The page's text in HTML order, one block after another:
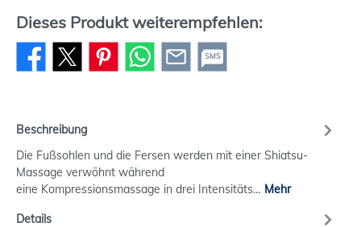
Dieses Produkt weiterempfehlen:
SMS
Beschreibung
Die Fußsohlen und die Fersen werden mit einer Shiatsu-
Massage verwöhnt während
eine Kompressionsmassage in drei Intensitäts… Mehr
Details